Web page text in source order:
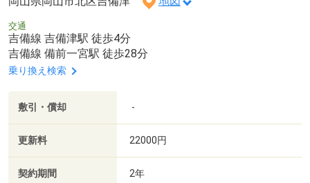
交通
吉備線 吉備津駅 徒歩4分
吉備線 備前一宮駅 徒歩28分
乗り換え検索
敷引・償却 -
更新料 22000円
契約期間 2年